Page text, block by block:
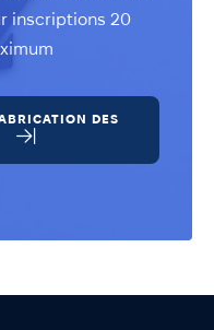
inscriptions 20
DES